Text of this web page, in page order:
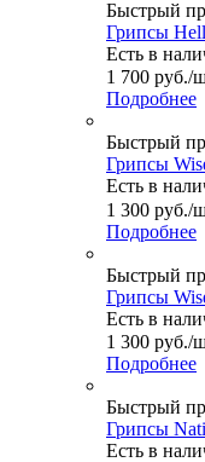
Быстрый
Грипсы
Есть в
1 700 руб./
Подробнее
Быстрый
Грипсы
Есть в
1 300 руб./
Подробнее
Быстрый
Грипсы
Есть в
1 300 руб./
Подробнее
Быстрый
Грипсы
Есть в